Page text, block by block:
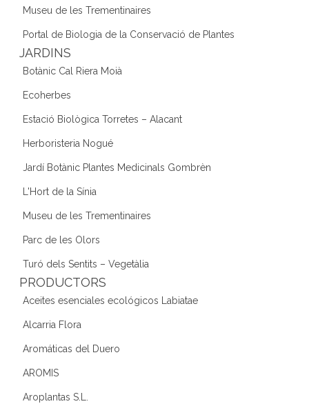
Museu de les Trementinaires
Portal de Biologia de la Conservació de Plantes
JARDINS
Botànic Cal Riera Moià
Ecoherbes
Estació Biològica Torretes – Alacant
Herboristeria Nogué
Jardí Botànic Plantes Medicinals Gombrèn
L'Hort de la Sínia
Museu de les Trementinaires
Parc de les Olors
Turó dels Sentits – Vegetàlia
PRODUCTORS
Aceites esenciales ecológicos Labiatae
Alcarria Flora
Aromáticas del Duero
AROMIS
Aroplantas S.L.